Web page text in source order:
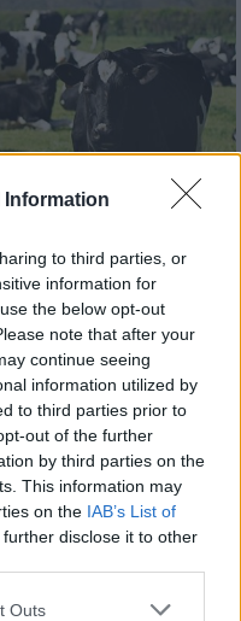
Information
to third parties, or
information for
the below opt-out
note that after your
continue seeing
information utilized by
to third parties prior to
out of the further
by third parties on the
This information may
on the IAB’s List of
disclose it to other
one or more Google
Outs
των
εκπομπές
λέει πως ναι
των
οφέλη των